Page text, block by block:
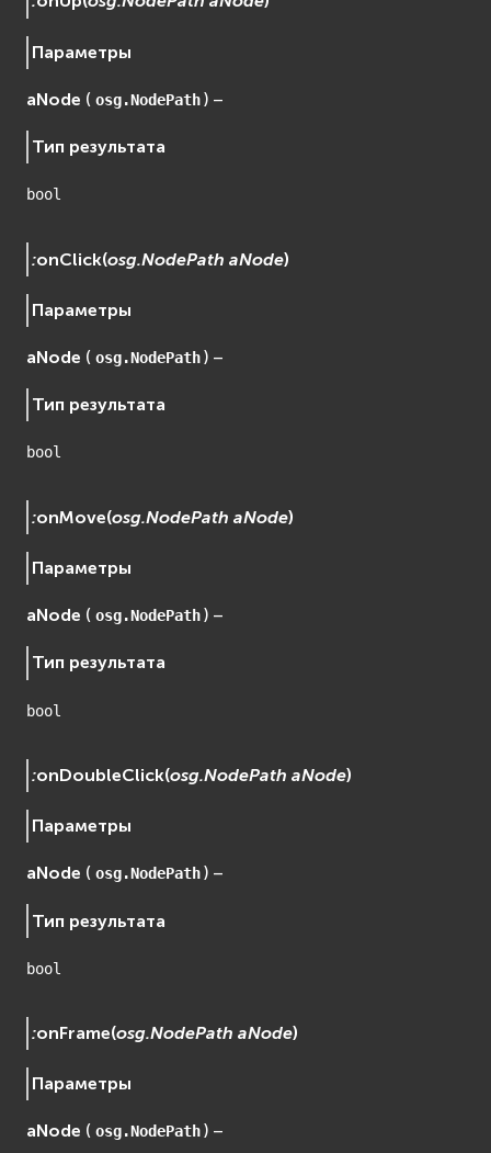
Параметры
aNode ( osg.NodePath ) –
Тип результата
bool
:onClick(osg.NodePath aNode)
Параметры
aNode ( osg.NodePath ) –
Тип результата
bool
:onMove(osg.NodePath aNode)
Параметры
aNode ( osg.NodePath ) –
Тип результата
bool
:onDoubleClick(osg.NodePath aNode)
Параметры
aNode ( osg.NodePath ) –
Тип результата
bool
:onFrame(osg.NodePath aNode)
Параметры
aNode ( osg.NodePath ) –